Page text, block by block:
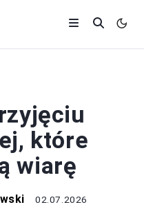
które
wiarę
02.07.2026